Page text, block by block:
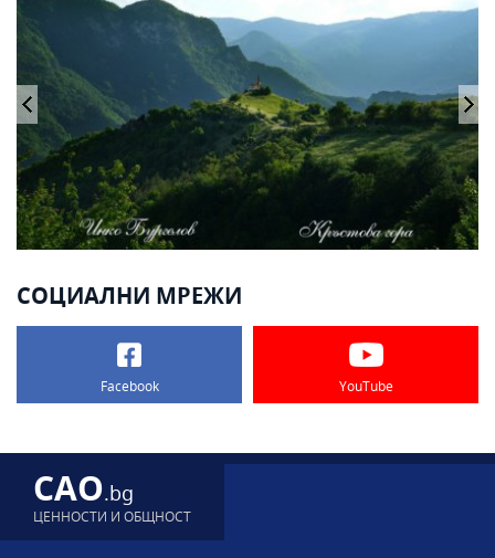
СОЦИАЛНИ МРЕЖИ
Facebook YouTube
CAO.bg
ЦЕННОСТИ И ОБЩНОСТ